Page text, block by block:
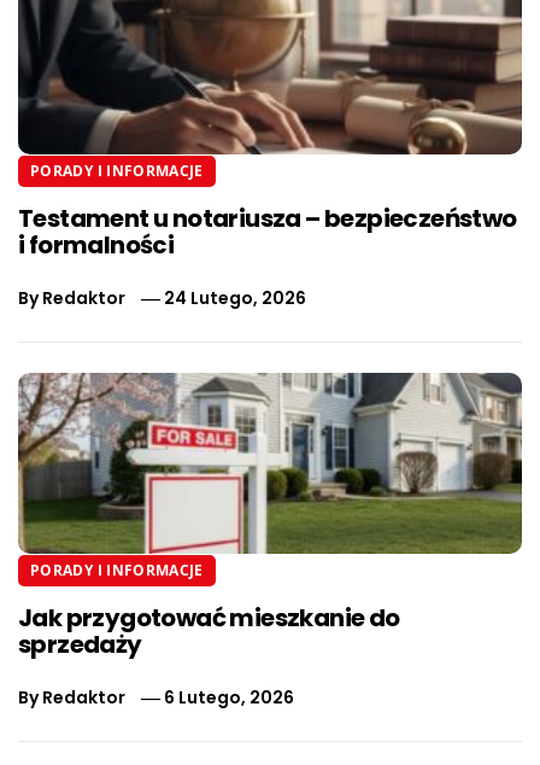
PORADY I INFORMACJE
Testament u notariusza – bezpieczeństwo
i formalności
ByRedaktor 24 Lutego, 2026
PORADY I INFORMACJE
Jak przygotować mieszkanie do
sprzedaży
ByRedaktor 6 Lutego, 2026